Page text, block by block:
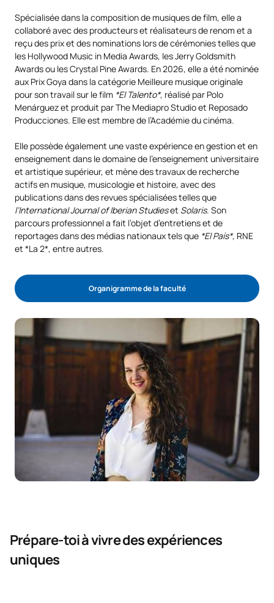
Spécialisée dans la composition de musiques de film, elle a
collaboré avec des producteurs et réalisateurs de renom et a
reçu des prix et des nominations lors de cérémonies telles que
les Hollywood Music in Media Awards, les Jerry Goldsmith
Awards ou les Crystal Pine Awards. En 2026, elle a été nominée
aux Prix Goya dans la catégorie Meilleure musique originale
pour son travail sur le film *El Talento*, réalisé par Polo
Menárguez et produit par The Mediapro Studio et Reposado
Producciones. Elle est membre de l’Académie du cinéma.
Elle possède également une vaste expérience en gestion et en
enseignement dans le domaine de l’enseignement universitaire
et artistique supérieur, et mène des travaux de recherche
actifs en musique, musicologie et histoire, avec des
publications dans des revues spécialisées telles que
l’International Journal of Iberian Studieset Solaris. Son
parcours professionnel a fait l’objet d’entretiens et de
reportages dans des médias nationaux tels que *El País*, RNE
et *La 2*, entre autres.
Organigramme de la faculté
Prépare-toi à vivre des expériences
uniques